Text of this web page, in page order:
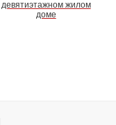
девятиэтажном жилом
доме